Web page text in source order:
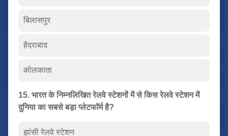
बिलासपुर
हैदराबाद
कोलकाता
15. भारत के निम्नलिखित रेलवे स्टेशनों में से किस रेलवे स्टेशन में
दुनिया का सबसे बड़ा प्लेटफॉर्म है?
झांसी रेलवे स्टेशन